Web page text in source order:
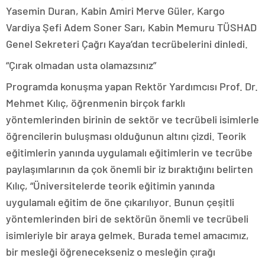
Yasemin Duran, Kabin Amiri Merve Güler, Kargo
Vardiya Şefi Adem Soner Sarı, Kabin Memuru TÜSHAD
Genel Sekreteri Çağrı Kaya’dan tecrübelerini dinledi.
“Çırak olmadan usta olamazsınız”
Programda konuşma yapan Rektör Yardımcısı Prof. Dr.
Mehmet Kılıç, öğrenmenin birçok farklı
yöntemlerinden birinin de sektör ve tecrübeli isimlerle
öğrencilerin buluşması olduğunun altını çizdi. Teorik
eğitimlerin yanında uygulamalı eğitimlerin ve tecrübe
paylaşımlarının da çok önemli bir iz bıraktığını belirten
Kılıç, “Üniversitelerde teorik eğitimin yanında
uygulamalı eğitim de öne çıkarılıyor. Bunun çeşitli
yöntemlerinden biri de sektörün önemli ve tecrübeli
isimleriyle bir araya gelmek. Burada temel amacımız,
bir mesleği öğrenecekseniz o mesleğin çırağı